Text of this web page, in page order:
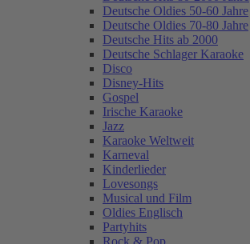
Deutsche Oldies 50-60 Jahre
Deutsche Oldies 70-80 Jahre
Deutsche Hits ab 2000
Deutsche Schlager Karaoke
Disco
Disney-Hits
Gospel
Irische Karaoke
Jazz
Karaoke Weltweit
Karneval
Kinderlieder
Lovesongs
Musical und Film
Oldies Englisch
Partyhits
Rock & Pop